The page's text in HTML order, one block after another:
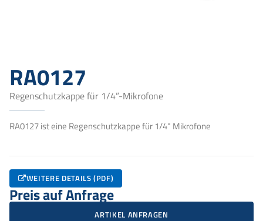
RA0127
Regenschutzkappe für 1/4”-Mikrofone
RA0127 ist eine Regenschutzkappe für 1/4" Mikrofone
WEITERE DETAILS (PDF)
Preis auf Anfrage
ARTIKEL ANFRAGEN